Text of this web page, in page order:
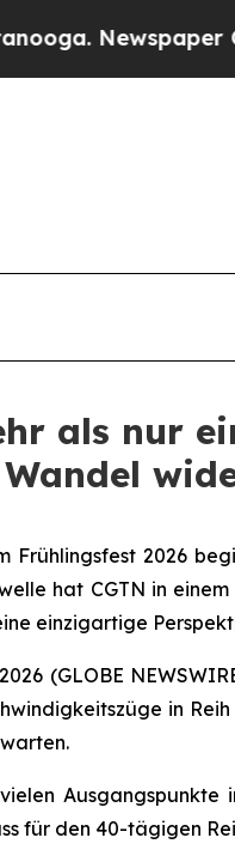
Owner
als nur
Frühlingsfest 2026
hat CGTN in
einzigartige
(GLOBE
in
für den 40-tägigen